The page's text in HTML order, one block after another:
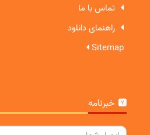
تماس با ما
راهنمای دانلود
Sitemap
خبرنامه
ایمیل